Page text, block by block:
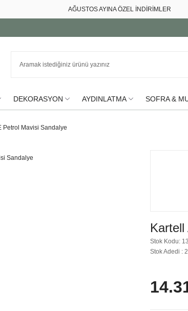
AĞUSTOS AYINA ÖZEL İNDİRİMLER
DEKORASYON AYDINLATMA SOFRA &
Petrol Mavisi Sandalye
Stok Kodu:
Stok Adedi :